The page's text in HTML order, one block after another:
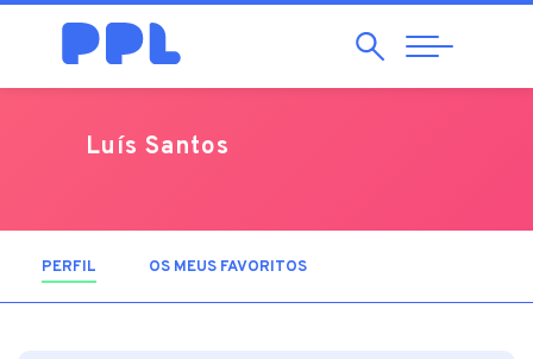
Pesquisar
Abrir
Navegação
Luís Santos
PERFIL (SEPARADOR ATIVO)
OS MEUS FAVORITOS